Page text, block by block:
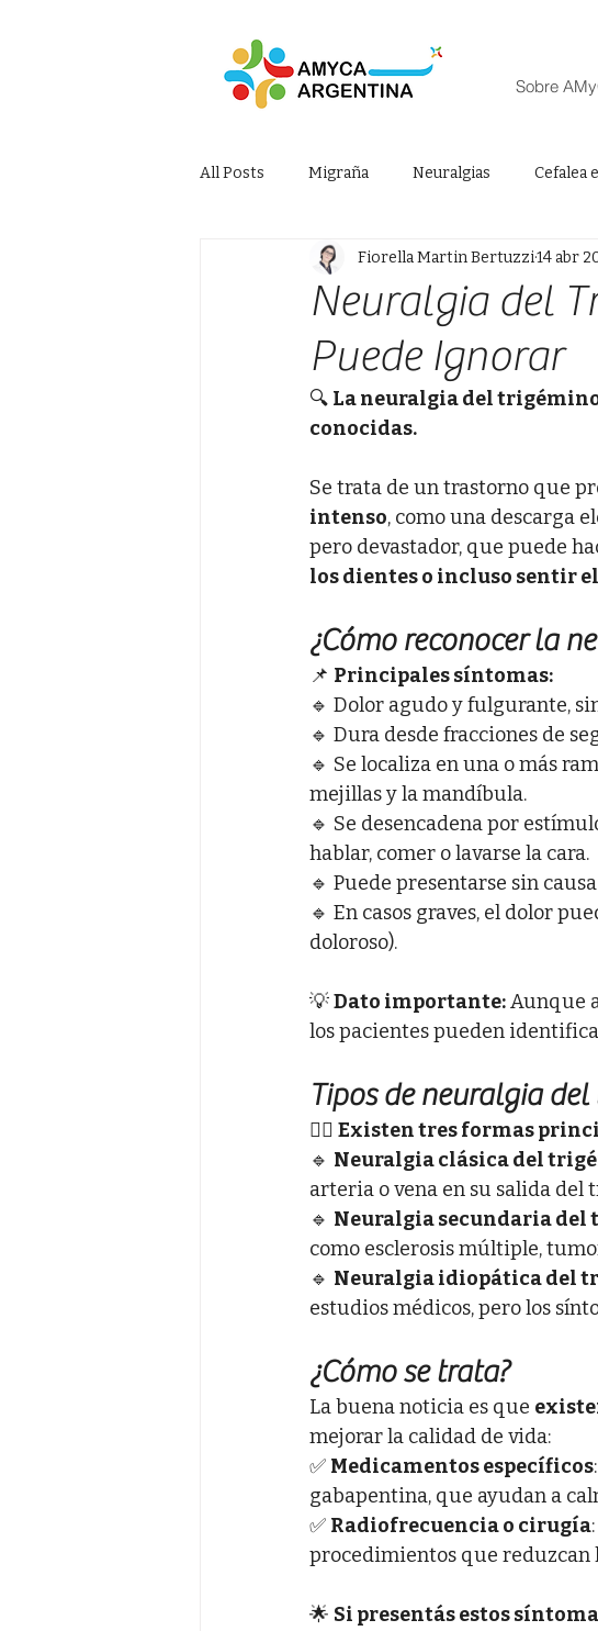
Sobre
All Posts Migraña Neuralgias Cefalea
Neuralgia del
Puede Ignorar
Fiorella Martin Bertuzzi14 abr
🔍 La neuralgia del trigémino
conocidas.
Se trata de un trastorno que
intenso, como una descarga
pero devastador, que puede
los dientes o incluso sentir
¿Cómo reconocer la
📌 Principales síntomas:
🔹 Dolor agudo y fulgurante,
🔹 Dura desde fracciones de
🔹 Se localiza en una o más
mejillas y la mandíbula.
🔹 Se desencadena por
hablar, comer o lavarse la cara.
🔹 Puede presentarse sin
🔹 En casos graves, el dolor
doloroso).
💡 Dato importante: Aunque
los pacientes pueden
Tipos de neuralgia
👩‍⚕️ Existen tres formas
🔹 Neuralgia clásica del
arteria o vena en su salida del
🔹 Neuralgia secundaria del
como esclerosis múltiple,
🔹 Neuralgia idiopática del
estudios médicos, pero los
¿Cómo se trata?
La buena noticia es que
mejorar la calidad de vida:
✅ Medicamentos específicos
gabapentina, que ayudan a
✅ Radiofrecuencia o cirugía
procedimientos que reduzcan
🌟 Si presentás estos